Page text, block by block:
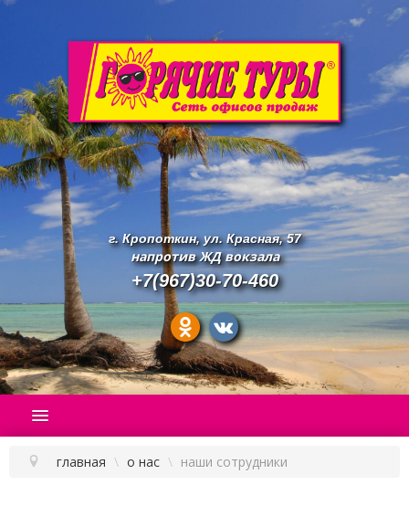
г. Кропоткин, ул. Красная, 57
напротив ЖД вокзала
+7(967)30-70-460
главная \ о нас \ наши сотрудники